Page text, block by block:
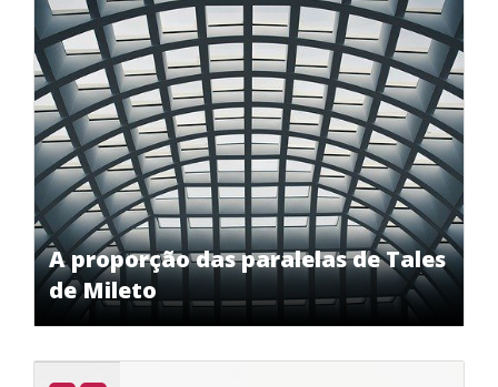
A proporção das paralelas de Tales
de Mileto